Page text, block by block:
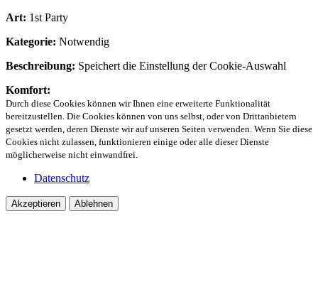
Art: 1st Party
Kategorie: Notwendig
Beschreibung: Speichert die Einstellung der Cookie-Auswahl
Komfort:
Durch diese Cookies können wir Ihnen eine erweiterte Funktionalität
bereitzustellen. Die Cookies können von uns selbst, oder von Drittanbietern
gesetzt werden, deren Dienste wir auf unseren Seiten verwenden. Wenn Sie diese
Cookies nicht zulassen, funktionieren einige oder alle dieser Dienste
möglicherweise nicht einwandfrei.
Datenschutz
Akzeptieren Ablehnen